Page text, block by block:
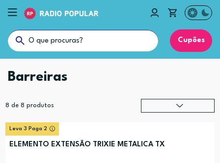
Cupões
Barreiras
8 de 8 produtos
Leva 3 Paga 2
ELEMENTO EXTENSÃO TRIXIE METALICA TX